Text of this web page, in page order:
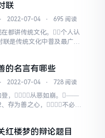
都是理性的生物，所以我
认知常常被自己的理性所局
自己不能做到了的...
联
⋅ 2022-07-04 ⋅ 695 阅读
在都讲传统文化。个人认
联是传统文化中普及最广的
《弟子规》。对联有很多
联，挽联，庆联，
联，...
的名言有哪些
⋅ 2022-07-04 ⋅ 728 阅读
登，从恶如崩。——
、存为善之心，不必邀
见善如不及，见不善
红楼梦的辩论题目